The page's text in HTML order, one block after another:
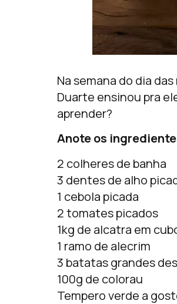
Na semana do dia
Duarte ensinou pra
aprender?
Anote os
2 colheres de banha
3 dentes de alho
1 cebola picada
2 tomates picados
1kg de alcatra em
1 ramo de alecrim
3 batatas grandes
100g de colorau
Tempero verde a